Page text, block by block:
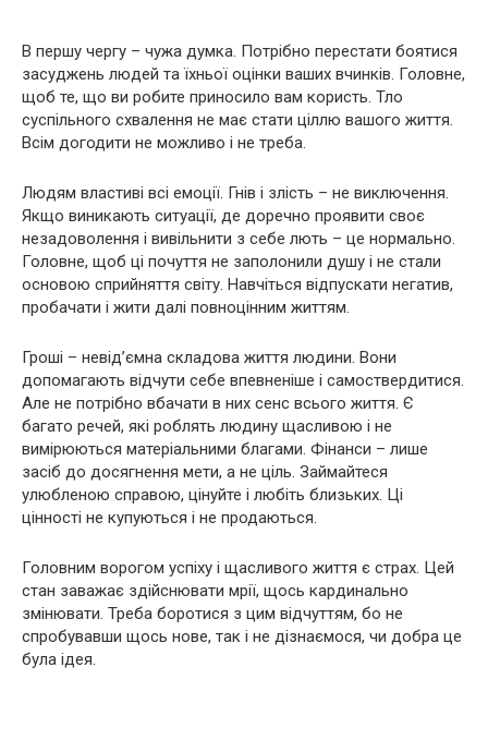
В першу чергу – чужа думка. Потрібно перестати боятися
засуджень людей та їхньої оцінки ваших вчинків. Головне,
щоб те, що ви робите приносило вам користь. Тло
суспільного схвалення не має стати ціллю вашого життя.
Всім догодити не можливо і не треба.
Людям властиві всі емоції. Гнів і злість – не виключення.
Якщо виникають ситуації, де доречно проявити своє
незадоволення і вивільнити з себе лють – це нормально.
Головне, щоб ці почуття не заполонили душу і не стали
основою сприйняття світу. Навчіться відпускати негатив,
пробачати і жити далі повноцінним життям.
Гроші – невід’ємна складова життя людини. Вони
допомагають відчути себе впевненіше і самоствердитися.
Але не потрібно вбачати в них сенс всього життя. Є
багато речей, які роблять людину щасливою і не
вимірюються матеріальними благами. Фінанси – лише
засіб до досягнення мети, а не ціль. Займайтеся
улюбленою справою, цінуйте і любіть близьких. Ці
цінності не купуються і не продаються.
Головним ворогом успіху і щасливого життя є страх. Цей
стан заважає здійснювати мрії, щось кардинально
змінювати. Треба боротися з цим відчуттям, бо не
спробувавши щось нове, так і не дізнаємося, чи добра це
була ідея.